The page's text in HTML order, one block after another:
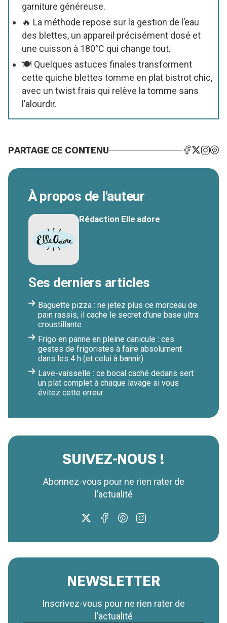
garniture généreuse.
🔥 La méthode repose sur la gestion de l’eau
des blettes, un appareil précisément dosé et
une cuisson à 180°C qui change tout.
🍽️ Quelques astuces finales transforment
cette quiche blettes tomme en plat bistrot chic,
avec un twist frais qui relève la tomme sans
l’alourdir.
PARTAGE CE CONTENU
À propos de l'auteur
Rédaction Elle adore
Ses derniers articles
Baguette pizza : ne jetez plus ce morceau de
pain rassis, il cache le secret d'une base ultra
croustillante
Frigo en panne en pleine canicule : ces
gestes de frigoristes à faire absolument
dans les 4 h (et celui à bannir)
Lave-vaisselle : ce bocal caché dedans sert
un plat complet à chaque lavage si vous
évitez cette erreur
SUIVEZ-NOUS !
Abonnez-vous pour ne rien rater de
l’actualité
NEWSLETTER
Inscrivez-vous pour ne rien rater de
l’actualité